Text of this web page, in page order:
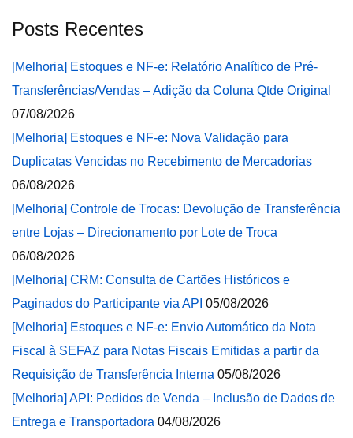
Posts Recentes
[Melhoria] Estoques e NF-e: Relatório Analítico de Pré-
Transferências/Vendas – Adição da Coluna Qtde Original
07/08/2026
[Melhoria] Estoques e NF-e: Nova Validação para
Duplicatas Vencidas no Recebimento de Mercadorias
06/08/2026
[Melhoria] Controle de Trocas: Devolução de Transferência
entre Lojas – Direcionamento por Lote de Troca
06/08/2026
[Melhoria] CRM: Consulta de Cartões Históricos e
Paginados do Participante via API 05/08/2026
[Melhoria] Estoques e NF-e: Envio Automático da Nota
Fiscal à SEFAZ para Notas Fiscais Emitidas a partir da
Requisição de Transferência Interna 05/08/2026
[Melhoria] API: Pedidos de Venda – Inclusão de Dados de
Entrega e Transportadora 04/08/2026